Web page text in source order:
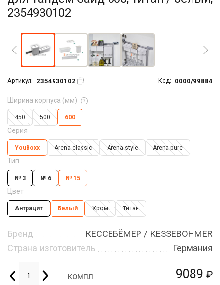
2354930102
Артикул: 2354930102 Код: 0000/99884
9089 ₽
Ширина корпуса (мм)
450 500 600
Серия
YouBoxx Arena classic Arena style Arena pure
Тип
№ 3 № 6 № 15
Цвет
Антрацит Белый Хром Титан
Бренд
КЕССЕБЁМЕР / KESSEBOHMER
Страна изготовитель
Германия
компл